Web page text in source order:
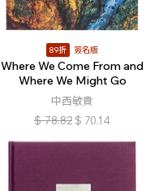
89折 簽名版
Where We Come From and
Where We Might Go
中西敏貴
$ 78.82 $ 70.14